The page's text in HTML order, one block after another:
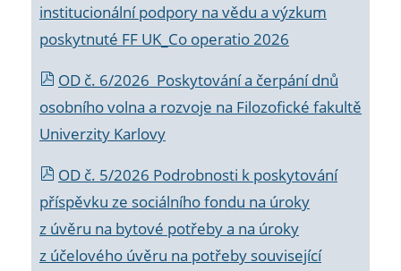
institucionální podpory na vědu a výzkum
poskytnuté FF UK_Co operatio 2026
OD č. 6/2026 Poskytování a čerpání dnů
osobního volna a rozvoje na Filozofické fakultě
Univerzity Karlovy
OD č. 5/2026 Podrobnosti k poskytování
příspěvku ze sociálního fondu na úroky
z úvěru na bytové potřeby a na úroky
z účelového úvěru na potřeby související